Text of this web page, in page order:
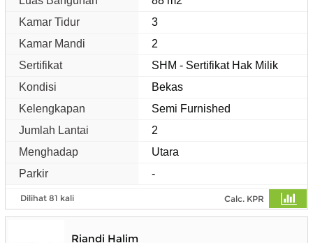
Kamar Tidur
3
Kamar Mandi
2
Sertifikat
SHM - Sertifikat Hak Milik
Kondisi
Bekas
Kelengkapan
Semi Furnished
Jumlah Lantai
2
Menghadap
Utara
Parkir
-
Dilihat 81 kali Calc. KPR
Riandi Halim